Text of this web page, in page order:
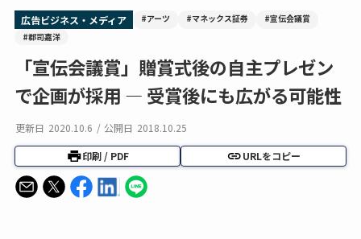
広告ビジネス・メディア #アーツ #マネックス証券
#宣伝会議賞
#郡司嘉洋
「宣伝会議賞」贈賞式後の自主プレゼン
で企画が採用 — 受賞後にも広がる可能性
更新日 2020.10.6 / 公開日 2018.10.25
印刷 / PDF URLをコピー